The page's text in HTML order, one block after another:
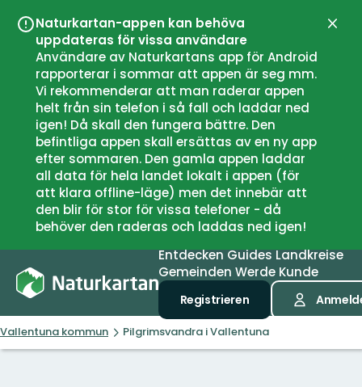
Naturkartan-appen kan behöva
uppdateras för vissa användare
Användare av Naturkartans app för Android
rapporterar i sommar att appen är seg mm.
Vi rekommenderar att man raderar appen
helt från sin telefon i så fall och laddar ned
igen! Då skall den fungera bättre. Den
befintliga appen skall ersättas av en ny app
efter sommaren. Den gamla appen laddar
all data för hela landet lokalt i appen (för
att klara offline-läge) men det innebär att
den blir för stor för vissa telefoner - då
behöver den raderas och laddas ned igen!
EntdeckenGuidesLandkreise
Gemeinden Werde Kunde
Registrieren
Vallentuna kommun Pilgrimsvandra i Vallentuna